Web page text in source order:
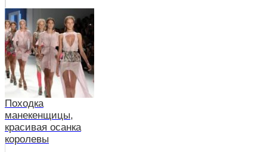
Походка
манекенщицы,
красивая осанка
королевы